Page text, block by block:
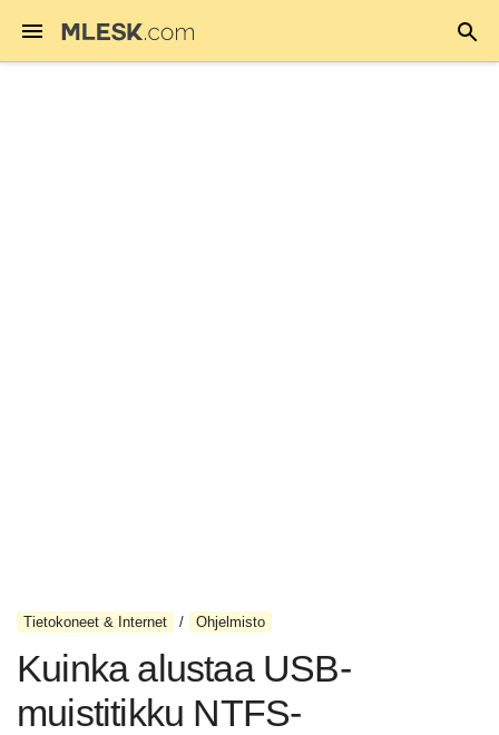
Tietokoneet & Internet Ohjelmisto
Kuinka alustaa USB-
muistitikku NTFS-